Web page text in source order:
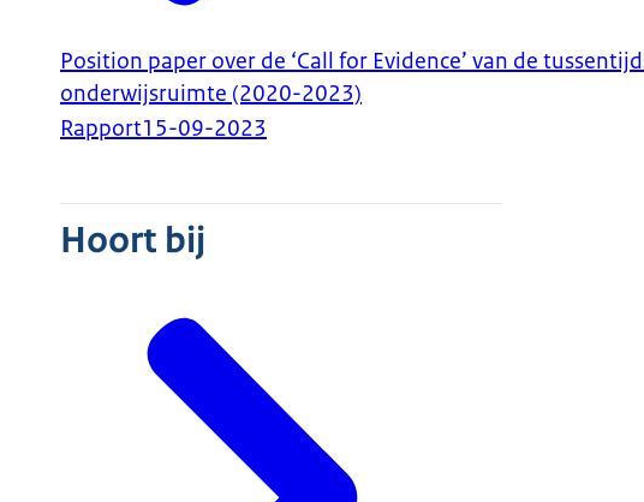
Position paper over de ‘Call for Evidence’ van de
onderwijsruimte (2020-2023)
Rapport15-09-2023
Hoort bij